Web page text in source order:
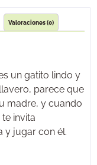
Valoraciones (0)
un gatito lindo y
parece que
madre, y cuando
invita
y jugar con él.